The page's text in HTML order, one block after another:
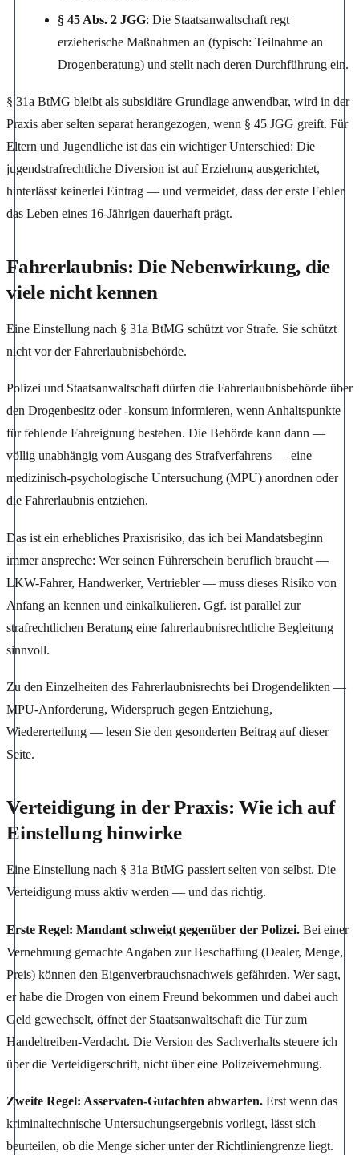
§ 45 Abs. 2 JGG: Die Staatsanwaltschaft regt
erzieherische Maßnahmen an (typisch: Teilnahme an
Drogenberatung) und stellt nach deren Durchführung ein.
§ 31a BtMG bleibt als subsidiäre Grundlage anwendbar, wird in der
Praxis aber selten separat herangezogen, wenn § 45 JGG greift. Für
Eltern und Jugendliche ist das ein wichtiger Unterschied: Die
jugendstrafrechtliche Diversion ist auf Erziehung ausgerichtet,
hinterlässt keinerlei Eintrag — und vermeidet, dass der erste Fehler
das Leben eines 16-Jährigen dauerhaft prägt.
Fahrerlaubnis: Die Nebenwirkung, die
viele nicht kennen
Eine Einstellung nach § 31a BtMG schützt vor Strafe. Sie schützt
nicht vor der Fahrerlaubnisbehörde.
Polizei und Staatsanwaltschaft dürfen die Fahrerlaubnisbehörde über
den Drogenbesitz oder -konsum informieren, wenn Anhaltspunkte
für fehlende Fahreignung bestehen. Die Behörde kann dann —
völlig unabhängig vom Ausgang des Strafverfahrens — eine
medizinisch-psychologische Untersuchung (MPU) anordnen oder
die Fahrerlaubnis entziehen.
Das ist ein erhebliches Praxisrisiko, das ich bei Mandatsbeginn
immer anspreche: Wer seinen Führerschein beruflich braucht —
LKW-Fahrer, Handwerker, Vertriebler — muss dieses Risiko von
Anfang an kennen und einkalkulieren. Ggf. ist parallel zur
strafrechtlichen Beratung eine fahrerlaubnisrechtliche Begleitung
sinnvoll.
Zu den Einzelheiten des Fahrerlaubnisrechts bei Drogendelikten —
MPU-Anforderung, Widerspruch gegen Entziehung,
Wiedererteilung — lesen Sie den gesonderten Beitrag auf dieser
Seite.
Verteidigung in der Praxis: Wie ich auf
Einstellung hinwirke
Eine Einstellung nach § 31a BtMG passiert selten von selbst. Die
Verteidigung muss aktiv werden — und das richtig.
Erste Regel: Mandant schweigt gegenüber der Polizei. Bei einer
Vernehmung gemachte Angaben zur Beschaffung (Dealer, Menge,
Preis) können den Eigenverbrauchsnachweis gefährden. Wer sagt,
er habe die Drogen von einem Freund bekommen und dabei auch
Geld gewechselt, öffnet der Staatsanwaltschaft die Tür zum
Handeltreiben-Verdacht. Die Version des Sachverhalts steuere ich
über die Verteidigerschrift, nicht über eine Polizeivernehmung.
Zweite Regel: Asservaten-Gutachten abwarten. Erst wenn das
kriminaltechnische Untersuchungsergebnis vorliegt, lässt sich
beurteilen, ob die Menge sicher unter der Richtliniengrenze liegt.